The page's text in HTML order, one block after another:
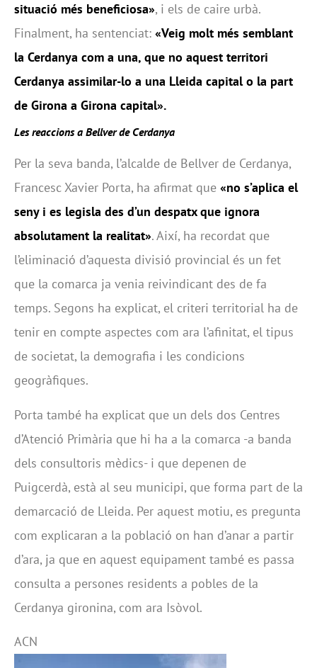
situació més beneficiosa», i els de caire urbà.
Finalment, ha sentenciat: «Veig molt més semblant
la Cerdanya com a una, que no aquest territori
Cerdanya assimilar-lo a una Lleida capital o la part
de Girona a Girona capital».
Les reaccions a Bellver de Cerdanya
Per la seva banda, l’alcalde de Bellver de Cerdanya,
Francesc Xavier Porta, ha afirmat que «no s’aplica el
seny i es legisla des d’un despatx que ignora
absolutament la realitat». Així, ha recordat que
l’eliminació d’aquesta divisió provincial és un fet
que la comarca ja venia reivindicant des de fa
temps. Segons ha explicat, el criteri territorial ha de
tenir en compte aspectes com ara l’afinitat, el tipus
de societat, la demografia i les condicions
geogràfiques.
Porta també ha explicat que un dels dos Centres
d’Atenció Primària que hi ha a la comarca -a banda
dels consultoris mèdics- i que depenen de
Puigcerdà, està al seu municipi, que forma part de la
demarcació de Lleida. Per aquest motiu, es pregunta
com explicaran a la població on han d’anar a partir
d’ara, ja que en aquest equipament també es passa
consulta a persones residents a pobles de la
Cerdanya gironina, com ara Isòvol.
ACN